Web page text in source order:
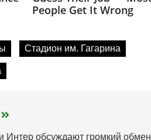
Стадион им. Гагарина
Интер обсуждают громкий обмен